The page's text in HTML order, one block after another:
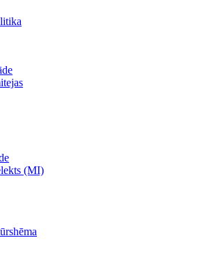
(MI)